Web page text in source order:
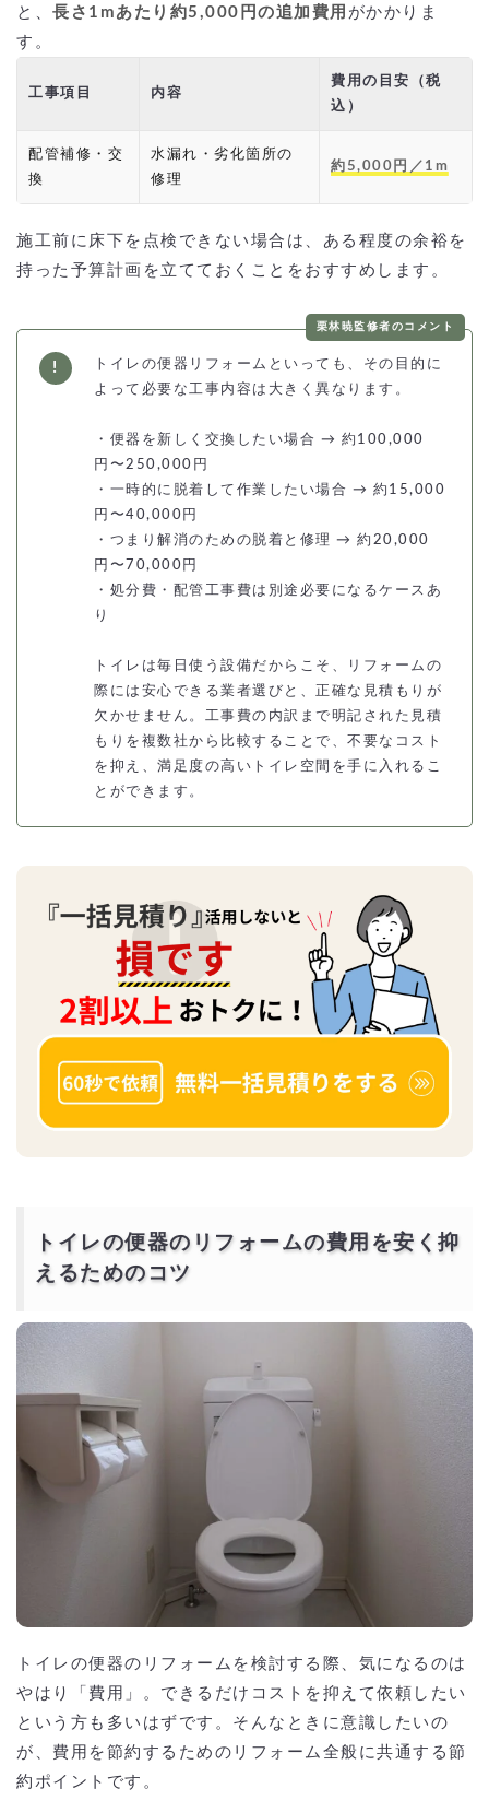
と、 長さ1mあたり約5,000円の追加費用 がかかりま
す。
工事項目 内容
費用の目安（税
込）
配管補修・交
換
水漏れ・劣化箇所の
修理
約5,000円／1m
施工前に床下を点検できない場合は、ある程度の余裕を
持った予算計画を立てておくことをおすすめします。
栗林暁監修者のコメント
トイレの便器リフォームといっても、その目的に
よって必要な工事内容は大きく異なります。
・便器を新しく交換したい場合 → 約100,000
円〜250,000円
・一時的に脱着して作業したい場合 → 約15,000
円〜40,000円
・つまり解消のための脱着と修理 → 約20,000
円〜70,000円
・処分費・配管工事費は別途必要になるケースあ
り
トイレは毎日使う設備だからこそ、リフォームの
際には安心できる業者選びと、正確な見積もりが
欠かせません。工事費の内訳まで明記された見積
もりを複数社から比較することで、不要なコスト
を抑え、満足度の高いトイレ空間を手に入れるこ
とができます。
トイレの便器のリフォームの費用を安く抑
えるためのコツ
トイレの便器のリフォームを検討する際、気になるのは
やはり「費用」。できるだけコストを抑えて依頼したい
という方も多いはずです。そんなときに意識したいの
が、費用を節約するためのリフォーム全般に共通する節
約ポイントです。